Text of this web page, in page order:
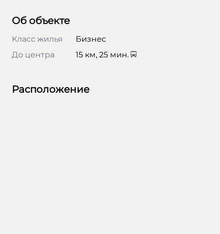
Об объекте
Класс жилья
Бизнес
До центра
15 км, 25 мин.
Расположение